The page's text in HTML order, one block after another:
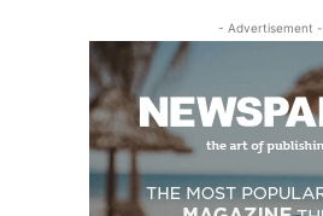
- Advertisement -